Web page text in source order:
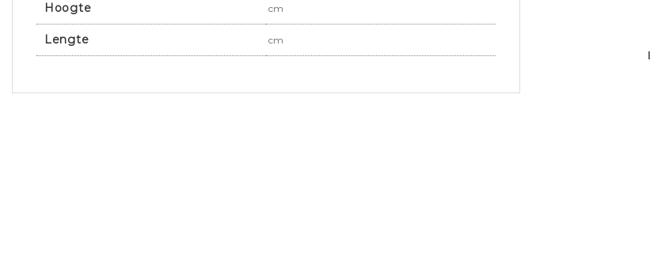
Hoogte cm
Lengte cm